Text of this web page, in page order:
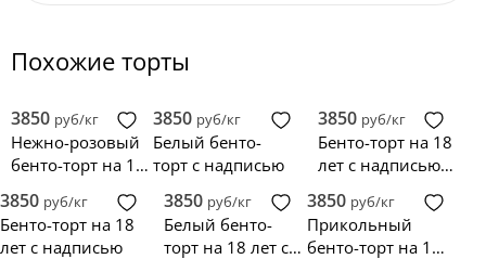
Похожие торты
3850 руб/кг
Нежно-розовый
бенто-торт на 18
3850 руб/кг
Белый бенто-
торт с надписью
3850 руб/кг
Бенто-торт на 18
лет с надписью
всё»
3850 руб/кг
Бенто-торт на 18
лет с надписью
3850 руб/кг
Белый бенто-
торт на 18 лет с
3850 руб/кг
Прикольный
бенто-торт на 18